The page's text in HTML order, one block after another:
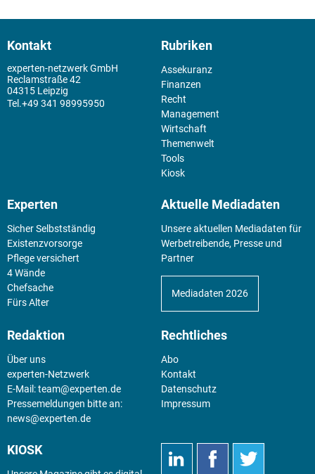
Kontakt
experten-netzwerk GmbH
Reclamstraße 42
04315 Leipzig
+49 341 98995950
Rubriken
Assekuranz
Finanzen
Recht
Management
Wirtschaft
Themenwelt
Tools
Kiosk
Experten
Sicher Selbstständig
Existenz­vorsorge
Pflege versichert
4 Wände
Chefsache
Fürs Alter
Aktuelle Mediadaten
Unsere aktuellen Mediadaten für
Werbetreibende, Presse und
Partner
Mediadaten 2026
Redaktion
Über uns
experten-Netzwerk
E-Mail:team@experten.de
Pressemeldungen bitte an:
news@experten.de
Rechtliches
Abo
Kontakt
Datenschutz
Impressum
KIOSK